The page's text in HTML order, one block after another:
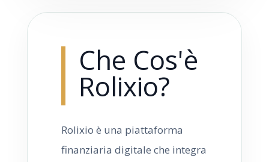
Che Cos'è
Rolixio?
Rolixio è una piattaforma
finanziaria digitale che integra